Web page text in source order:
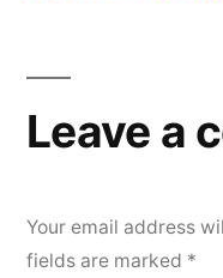
Leave a
Your email address
fields are marked *